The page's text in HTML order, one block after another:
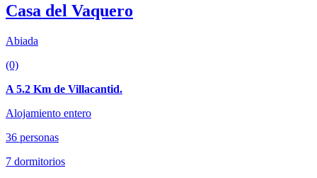
Casa del Vaquero
Abiada
(0)
A 5.2 Km de Villacantid.
Alojamiento entero
36 personas
7 dormitorios